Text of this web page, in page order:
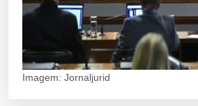
Imagem: Jornaljurid